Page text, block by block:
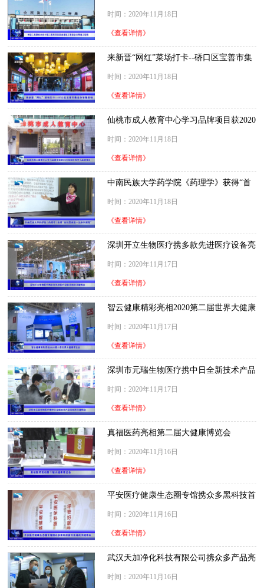
时间：2020年11月18日
《查看详情》
来新晋“网红”菜场打卡--硚口区宝善市集
时间：2020年11月18日
《查看详情》
仙桃市成人教育中心学习品牌项目获2020
时间：2020年11月18日
《查看详情》
中南民族大学药学院《药理学》获得“首
时间：2020年11月18日
《查看详情》
深圳开立生物医疗携多款先进医疗设备亮
时间：2020年11月17日
《查看详情》
智云健康精彩亮相2020第二届世界大健康
时间：2020年11月17日
《查看详情》
深圳市元瑞生物医疗携中日全新技术产品
时间：2020年11月17日
《查看详情》
真福医药亮相第二届大健康博览会
时间：2020年11月16日
《查看详情》
平安医疗健康生态圈专馆携众多黑科技首
时间：2020年11月16日
《查看详情》
武汉天加净化科技有限公司携众多产品亮
时间：2020年11月16日